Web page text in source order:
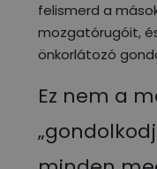
felismerd a
mozgatórugóit,
önkorlátozó
Ez nem a